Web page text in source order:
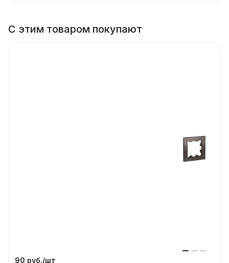
С этим товаром покупают
90 руб./шт